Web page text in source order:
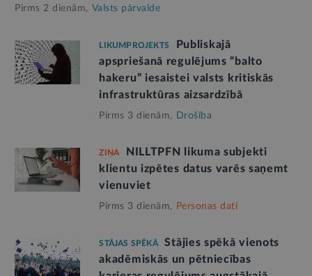
Pirms 2 dienām, Valsts pārvalde
LIKUMPROJEKTS
Publiskajā
apspriešanā regulējums “balto
hakeru” iesaistei valsts kritiskās
infrastruktūras aizsardzībā
Pirms 3 dienām, Drošība
ZIŅA
NILLTPFN likuma subjekti
klientu izpētes datus varēs saņemt
vienuviet
Pirms 3 dienām, Personas dati
STĀJAS SPĒKĀ
Stājies spēkā vienots
akadēmiskās un pētniecības